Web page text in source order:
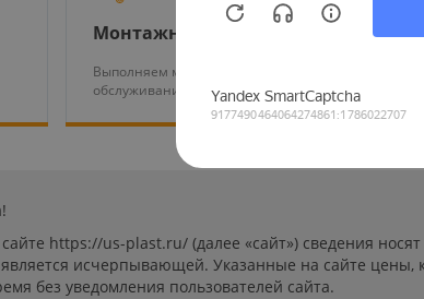
Монтажные работы
Выполняем монтаж и тех.
обслуживание оборудования
https://us-plast.ru/ (далее «сайт») сведения
исчерпывающей. Указанные на сайте
без уведомления пользователей сайта.